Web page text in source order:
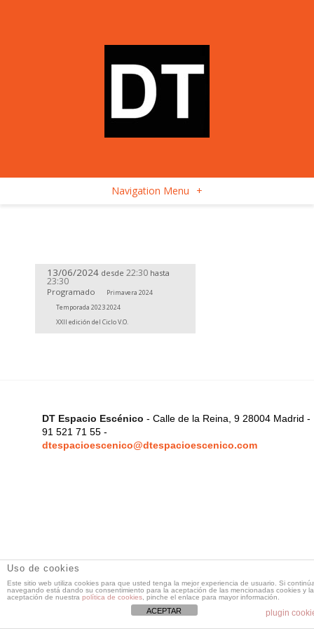
Navigation Menu +
13/06/2024 desde 22:30 hasta
23:30
Programado
Primavera 2024
Temporada 2023 2024
XXII edición del Ciclo V.O.
DT Espacio Escénico - Calle de la Reina, 9 28004 Madrid -
91 521 71 55 -
dtespacioescenico@dtespacioescenico.com
Uso de cookies
Este sitio web utiliza cookies para que usted tenga la mejor experiencia de usuario. Si
navegando está dando su consentimiento para la aceptación de las mencionadas cookies y la
aceptación de nuestra política de cookies , pinche el enlace para mayor información.
plugin
ACEPTAR